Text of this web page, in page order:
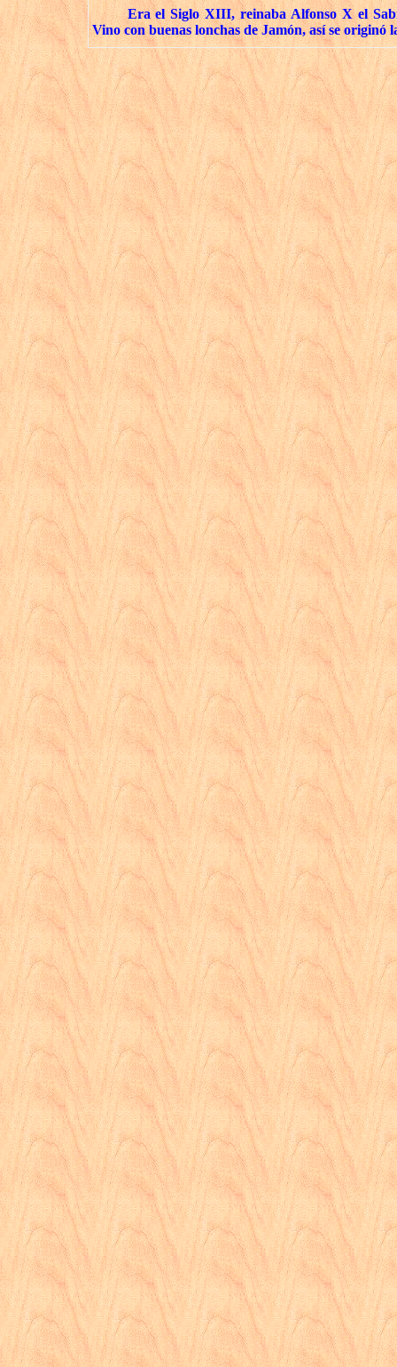
Era el Siglo XIII, reinaba Alfonso X el
Vino con buenas lonchas de Jamón, así se